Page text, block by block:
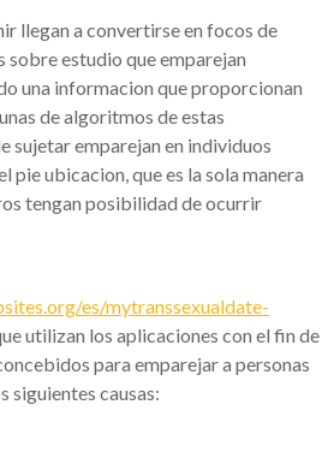
llegan a convertirse en focos de
sobre estudio que emparejan
una informacion que proporcionan
de algoritmos de estas
sujetar emparejan en individuos
pie ubicacion, que es la sola manera
tengan posibilidad de ocurrir
es/mytranssexualdate-
utilizan los aplicaciones con el fin de
para emparejar a personas
siguientes causas: